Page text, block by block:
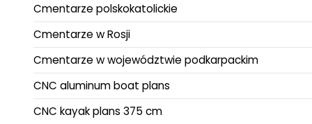
Cmentarze polskokatolickie
Cmentarze w Rosji
Cmentarze w województwie podkarpackim
CNC aluminum boat plans
CNC kayak plans 375 cm